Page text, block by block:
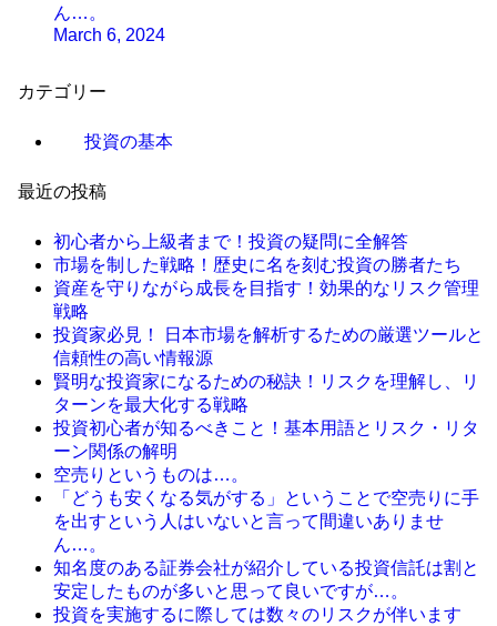
ん…。
March 6, 2024
カテゴリー
投資の基本
最近の投稿
初心者から上級者まで！投資の疑問に全解答
市場を制した戦略！歴史に名を刻む投資の勝者たち
資産を守りながら成長を目指す！効果的なリスク管理
戦略
投資家必見！ 日本市場を解析するための厳選ツールと
信頼性の高い情報源
賢明な投資家になるための秘訣！リスクを理解し、リ
ターンを最大化する戦略
投資初心者が知るべきこと！基本用語とリスク・リタ
ーン関係の解明
空売りというものは…。
「どうも安くなる気がする」ということで空売りに手
を出すという人はいないと言って間違いありませ
ん…。
知名度のある証券会社が紹介している投資信託は割と
安定したものが多いと思って良いですが…。
投資を実施するに際しては数々のリスクが伴います